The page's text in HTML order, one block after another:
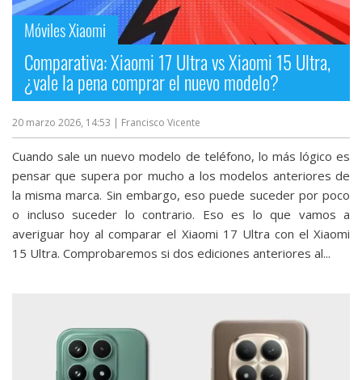
Móviles Xiaomi
Comparativa: Xiaomi 17 Ultra vs Xiaomi 15 Ultra,
¿vale la pena comprar el nuevo modelo?
20 marzo 2026, 14:53 | Francisco Vicente
Cuando sale un nuevo modelo de teléfono, lo más lógico es
pensar que supera por mucho a los modelos anteriores de
la misma marca. Sin embargo, eso puede suceder por poco
o incluso suceder lo contrario. Eso es lo que vamos a
averiguar hoy al comparar el Xiaomi 17 Ultra‎ con el Xiaomi
15 Ultra‎. Comprobaremos si dos ediciones anteriores al...